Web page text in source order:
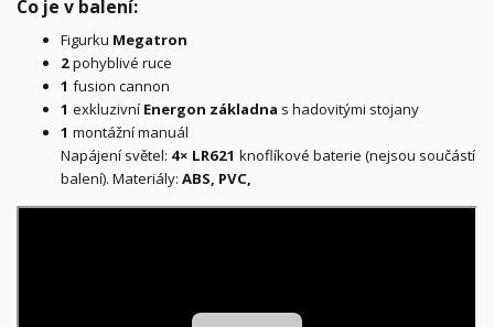
Co je v balení:
Figurku Megatron
2pohyblivé ruce
1 fusion cannon
1 exkluzivní Energon základna s hadovitými stojany
1 montážní manuál
Napájení světel: 4× LR621 knoflíkové baterie (nejsou součástí
balení). Materiály: ABS, PVC,